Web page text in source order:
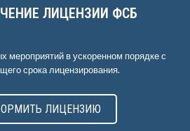
ЛИЦЕНЗИИ ФСБ
мероприятий в ускоренном порядке с
срока лицензирования.
ЛИЦЕНЗИЮ